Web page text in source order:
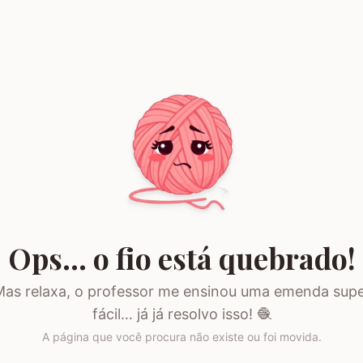
Ops… o fio está quebrado!
relaxa, o professor me ensinou uma emenda
fácil… já já resolvo isso! 🧶
A página que você procura não existe ou foi movida.